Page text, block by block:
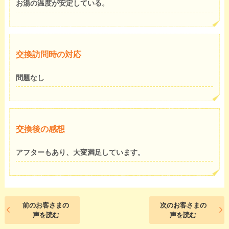
お湯の温度が安定している。
交換訪問時の対応
問題なし
交換後の感想
アフターもあり、大変満足しています。
前のお客さまの
声を読む
次のお客さまの
声を読む